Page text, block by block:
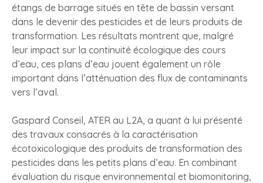
étangs de barrage situés en tête de bassin versant
dans le devenir des pesticides et de leurs produits de
transformation. Les résultats montrent que, malgré
leur impact sur la continuité écologique des cours
d’eau, ces plans d’eau jouent également un rôle
important dans l’atténuation des flux de contaminants
vers l’aval.
Gaspard Conseil, ATER au L2A, a quant à lui présenté
des travaux consacrés à la caractérisation
écotoxicologique des produits de transformation des
pesticides dans les petits plans d’eau. En combinant
évaluation du risque environnemental et biomonitoring,